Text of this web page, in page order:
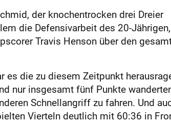
der knochentrocken drei Dreier
die Defensivarbeit des 20-Jährigen,
Travis Henson über den
es die zu diesem Zeitpunkt
nur insgesamt fünf Punkte
Schnellangriff zu fahren. Und
Vierteln deutlich mit 60:36 in